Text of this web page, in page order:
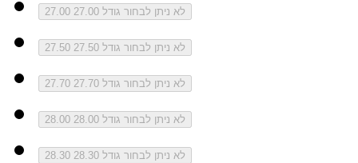
27.00 לא ניתן לבחור גודל 27.00
27.50 לא ניתן לבחור גודל 27.50
27.70 לא ניתן לבחור גודל 27.70
28.00 לא ניתן לבחור גודל 28.00
28.30 לא ניתן לבחור גודל 28.30